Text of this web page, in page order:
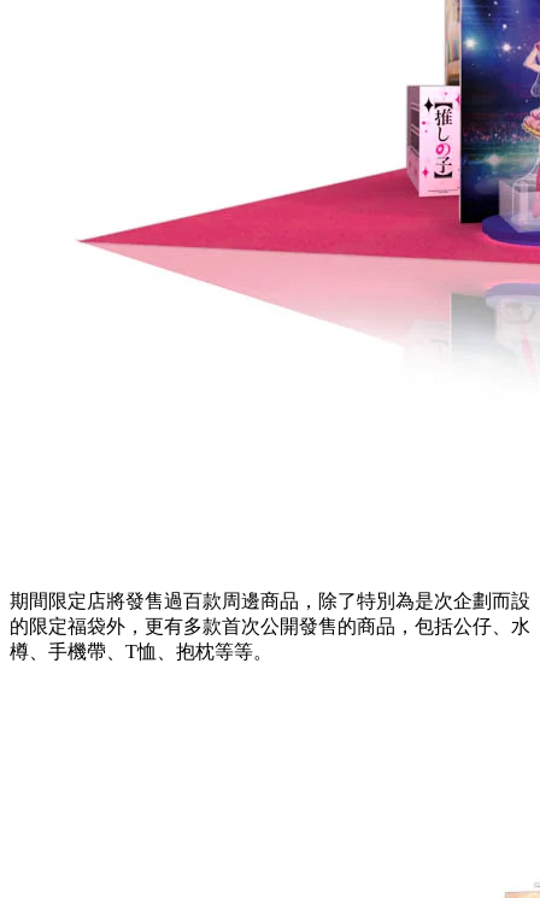
期間限定店將發售過百款周邊商品，除了特別為是次企劃而設
的限定福袋外，更有多款首次公開發售的商品，包括公仔、水
樽、手機帶、T恤、抱枕等等。